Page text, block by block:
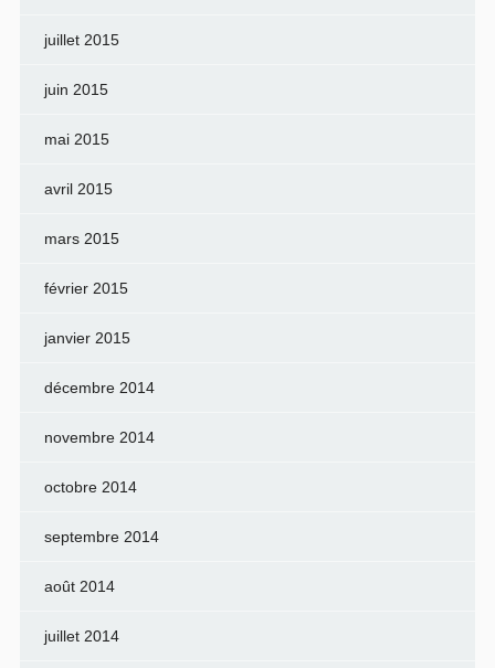
juillet 2015
juin 2015
mai 2015
avril 2015
mars 2015
février 2015
janvier 2015
décembre 2014
novembre 2014
octobre 2014
septembre 2014
août 2014
juillet 2014